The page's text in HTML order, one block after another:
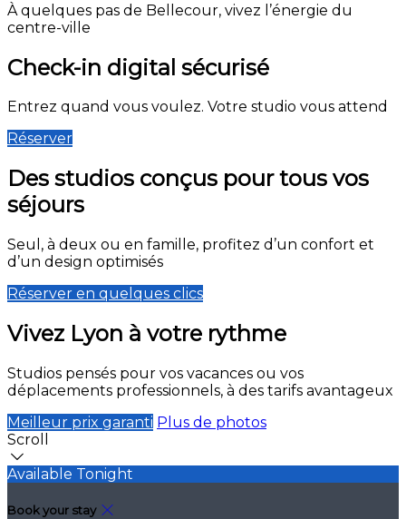
À quelques pas de Bellecour, vivez l’énergie du
centre-ville
Check-in digital sécurisé
Entrez quand vous voulez. Votre studio vous attend
Réserver
Des studios conçus pour tous vos
séjours
Seul, à deux ou en famille, profitez d’un confort et
d’un design optimisés
Réserver en quelques clics
Vivez Lyon à votre rythme
Studios pensés pour vos vacances ou vos
déplacements professionnels, à des tarifs avantageux
Meilleur prix garanti Plus de photos
Scroll
Available Tonight
Book your stay